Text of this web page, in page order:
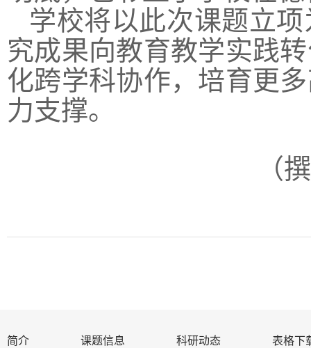
学校将以此次课题立
究成果向教育教学实践
化跨学科协作，培育更
力支撑。
（
简介 课题信息 科研动态 表格下